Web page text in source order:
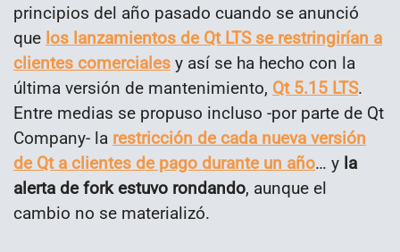
principios del año pasado cuando se anunció
que los lanzamientos de Qt LTS se restringirían a
clientes comerciales y así se ha hecho con la
última versión de mantenimiento, Qt 5.15 LTS.
Entre medias se propuso incluso -por parte de Qt
Company- la restricción de cada nueva versión
de Qt a clientes de pago durante un año… y la
alerta de fork estuvo rondando, aunque el
cambio no se materializó.